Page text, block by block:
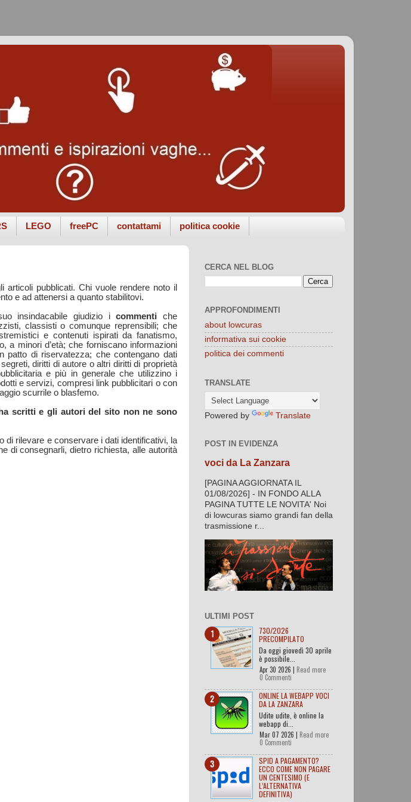
LEGO freePC contattami politica cookie
articoli pubblicati. Chi vuole rendere noto il
e ad attenersi a quanto stabilitovi.
insindacabile giudizio icommenti che
classisti o comunque reprensibili; che
e contenuti ispirati da fanatismo,
a minori d’età; che forniscano informazioni
patto di riservatezza; che contengano dati
diritti di autore o altri diritti di proprietà
e più in generale che utilizzino i
e servizi, compresi link pubblicitari o con
scurrile o blasfemo.
scritti e gli autori del sito non ne sono
di rilevare e conservare i dati identificativi, la
di consegnarli, dietro richiesta, alle autorità
CERCA NEL BLOG
APPROFONDIMENTI
about lowcuras
informativa sui cookie
politica dei commenti
TRANSLATE
Powered by Translate
POST IN EVIDENZA
voci da La Zanzara
[PAGINA AGGIORNATA IL
01/08/2026] - IN FONDO ALLA
PAGINA TUTTE LE NOVITA' Noi
di lowcuras siamo grandi fan della
trasmissione r...
ULTIMI POST
730/2026
PRECOMPILATO
Da oggi giovedì 30 aprile
è possibile...
Apr 30 2026 | Read more
0 Commenti
ONLINE LA WEBAPP VOCI
DA LA ZANZARA
Udite udite, è online la
webapp di...
Mar 07 2026 | Read more
0 Commenti
SPID A PAGAMENTO?
ECCO COME NON PAGARE
UN CENTESIMO (E
L’ALTERNATIVA
DEFINITIVA)